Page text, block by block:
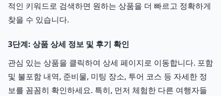
적인 키워드로 검색하면 원하는 상품을 더 빠르고 정확하게
찾을 수 있습니다.
3단계: 상품 상세 정보 및 후기 확인
관심 있는 상품을 클릭하여 상세 페이지로 이동합니다. 포함
및 불포함 내역, 준비물, 미팅 장소, 투어 코스 등 자세한 정
보를 꼼꼼히 확인하세요. 특히, 먼저 체험한 다른 여행자들